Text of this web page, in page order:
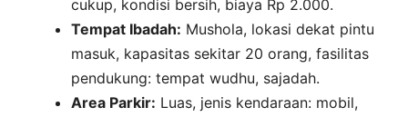
cukup, kondisi bersih, biaya Rp 2.000.
Tempat Ibadah: Mushola, lokasi dekat pintu
masuk, kapasitas sekitar 20 orang, fasilitas
pendukung: tempat wudhu, sajadah.
Area Parkir: Luas, jenis kendaraan: mobil,